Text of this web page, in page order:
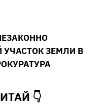
ЗЕМЛИ В
👇